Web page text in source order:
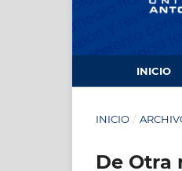
INICIO
INICIO /
De Otra